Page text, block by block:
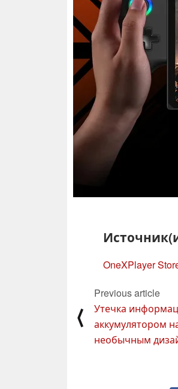
OneXPlayer
⟨
Previous article
Утечка
аккумулятором
необычным